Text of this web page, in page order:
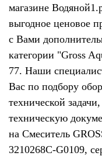
магазине
выгодное ценовое
с Вами
категории "Gross
77. Наши
Вас по подбору
технической
техническую
на Смеситель
3210268С-G0109,